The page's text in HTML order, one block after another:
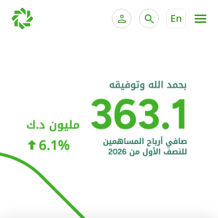
En
الخدمات المصرفية الإلكترونية للشركات
خدمة "بيتك" للتداول الإلكتروني
الحسابات المصرفية
البطاقات
"برامج العملاء"